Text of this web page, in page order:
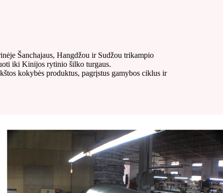
Šanchajaus, Hangdžou ir Sudžou trikampio
iki Kinijos rytinio šilko turgaus.
kokybės produktus, pagrįstus gamybos ciklus ir